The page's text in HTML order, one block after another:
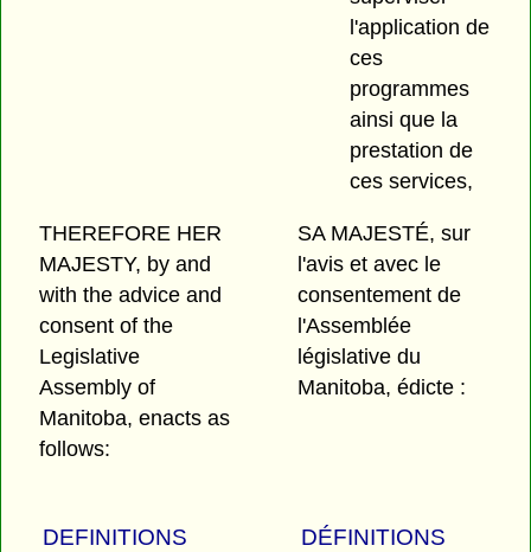
l'application de
ces
programmes
ainsi que la
prestation de
ces services,
THEREFORE HER
MAJESTY, by and
with the advice and
consent of the
Legislative
Assembly of
Manitoba, enacts as
follows:
SA MAJESTÉ, sur
l'avis et avec le
consentement de
l'Assemblée
législative du
Manitoba, édicte :
DEFINITIONS DÉFINITIONS